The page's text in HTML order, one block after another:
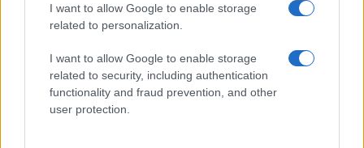
I want to allow Google to enable storage
related to personalization.
I want to allow Google to enable storage
related to security, including authentication
functionality and fraud prevention, and other
user protection.
Callao, WeaveGrid.